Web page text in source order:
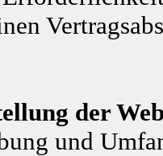
der
und